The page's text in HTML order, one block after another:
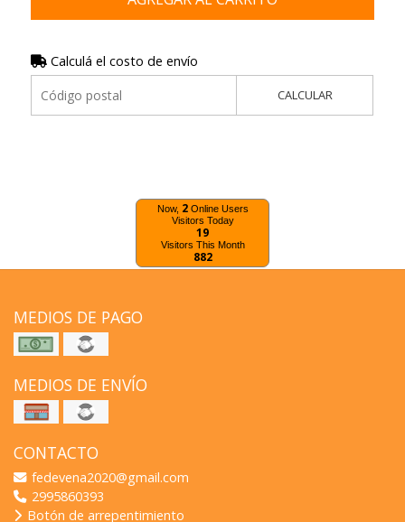
Calculá el costo de envío
CALCULAR
Now, 2Online Users
Visitors Today
19
Visitors This Month
882
MEDIOS DE PAGO
MEDIOS DE ENVÍO
CONTACTO
fedevena2020@gmail.com
2995860393
Botón de arrepentimiento